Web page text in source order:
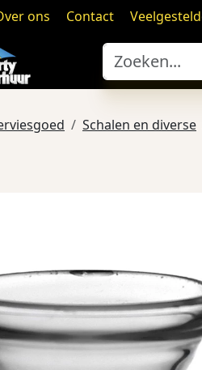
ons Contact
Schalen en diverse